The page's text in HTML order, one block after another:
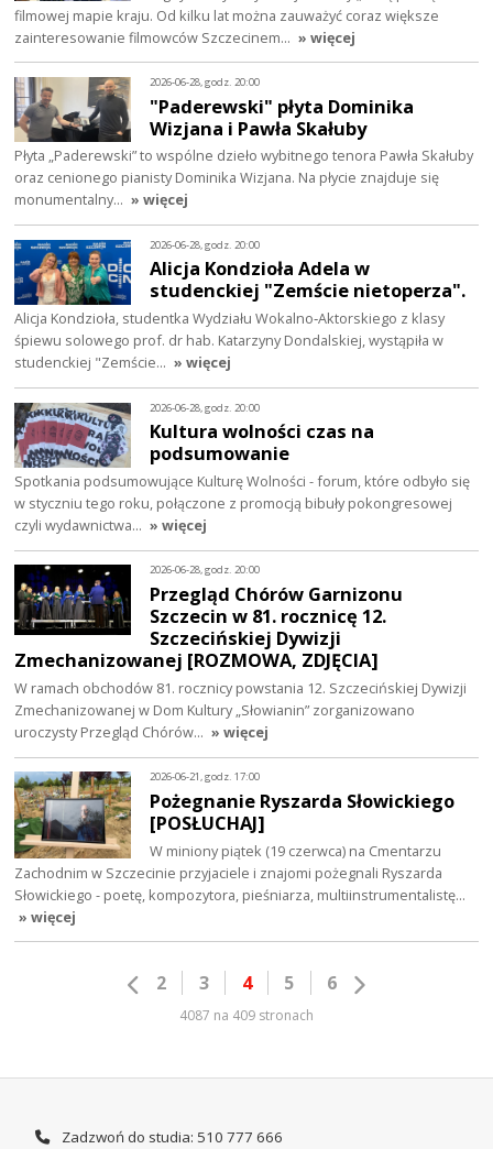
filmowej mapie kraju. Od kilku lat można zauważyć coraz większe
zainteresowanie filmowców Szczecinem… » więcej
2026-06-28, godz. 20:00
"Paderewski" płyta Dominika
Wizjana i Pawła Skałuby
Płyta „Paderewski” to wspólne dzieło wybitnego tenora Pawła Skałuby
oraz cenionego pianisty Dominika Wizjana. Na płycie znajduje się
monumentalny… » więcej
2026-06-28, godz. 20:00
Alicja Kondzioła Adela w
studenckiej "Zemście nietoperza".
Alicja Kondzioła, studentka Wydziału Wokalno‑Aktorskiego z klasy
śpiewu solowego prof. dr hab. Katarzyny Dondalskiej, wystąpiła w
studenckiej "Zemście… » więcej
2026-06-28, godz. 20:00
Kultura wolności czas na
podsumowanie
Spotkania podsumowujące Kulturę Wolności - forum, które odbyło się
w styczniu tego roku, połączone z promocją bibuły pokongresowej
czyli wydawnictwa… » więcej
2026-06-28, godz. 20:00
Przegląd Chórów Garnizonu
Szczecin w 81. rocznicę 12.
Szczecińskiej Dywizji
Zmechanizowanej [ROZMOWA, ZDJĘCIA]
W ramach obchodów 81. rocznicy powstania 12. Szczecińskiej Dywizji
Zmechanizowanej w Dom Kultury „Słowianin” zorganizowano
uroczysty Przegląd Chórów… » więcej
2026-06-21, godz. 17:00
Pożegnanie Ryszarda Słowickiego
[POSŁUCHAJ]
W miniony piątek (19 czerwca) na Cmentarzu
Zachodnim w Szczecinie przyjaciele i znajomi pożegnali Ryszarda
Słowickiego - poetę, kompozytora, pieśniarza, multiinstrumentalistę…
» więcej
2 3 4 5 6
4087 na 409 stronach
Zadzwoń do studia: 510 777 666